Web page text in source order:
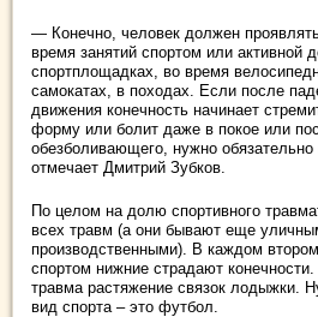
— Конечно, человек должен
время занятий спортом или активной
спортплощадках, во время
самокатах, в походах. Если после
движения конечность начинает
форму или болит даже в покое или
обезболивающего, нужно
отмечает Дмитрий Зубков.
По целом на долю спортивного
всех травм (а они бывают еще
производственными). В каждом
спортом нижние страдают
травма растяжение связок лодыжки.
вид спорта – это футбол.